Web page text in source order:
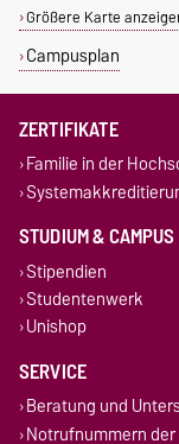
Größere Karte
Campusplan
ZERTIFIKATE
Familie in der
STUDIUM & CAMPUS
Stipendien
Studentenwerk
Unishop
SERVICE
Beratung und
Notrufnummern